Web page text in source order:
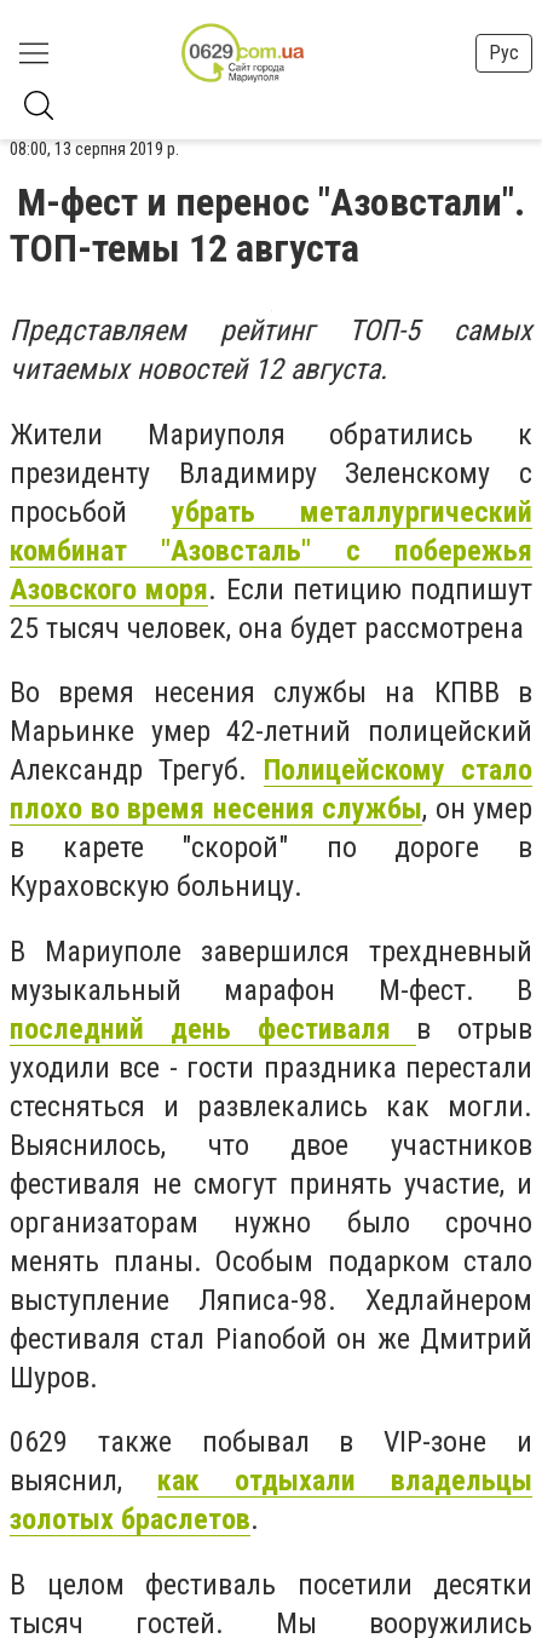
Рус
08:00, 13 серпня 2019 р.
М-фест и перенос "Азовстали".
ТОП-темы 12 августа
Представляем рейтинг ТОП-5 самых
читаемых новостей 12 августа.
Жители Мариуполя обратились к
президенту Владимиру Зеленскому с
просьбой убрать металлургический
комбинат "Азовсталь" с побережья
Азовского моря. Если петицию подпишут
25 тысяч человек, она будет рассмотрена
Во время несения службы на КПВВ в
Марьинке умер 42-летний полицейский
Александр Трегуб. Полицейскому стало
плохо во время несения службы, он умер
в карете "скорой" по дороге в
Кураховскую больницу.
В Мариуполе завершился трехдневный
музыкальный марафон М-фест. В
последний день фестиваля в отрыв
уходили все - гости праздника перестали
стесняться и развлекались как могли.
Выяснилось, что двое участников
фестиваля не смогут принять участие, и
организаторам нужно было срочно
менять планы. Особым подарком стало
выступление Ляписа-98. Хедлайнером
фестиваля стал Pianoбой он же Дмитрий
Шуров.
0629 также побывал в VIP-зоне и
выяснил, как отдыхали владельцы
золотых браслетов.
В целом фестиваль посетили десятки
тысяч гостей. Мы вооружились